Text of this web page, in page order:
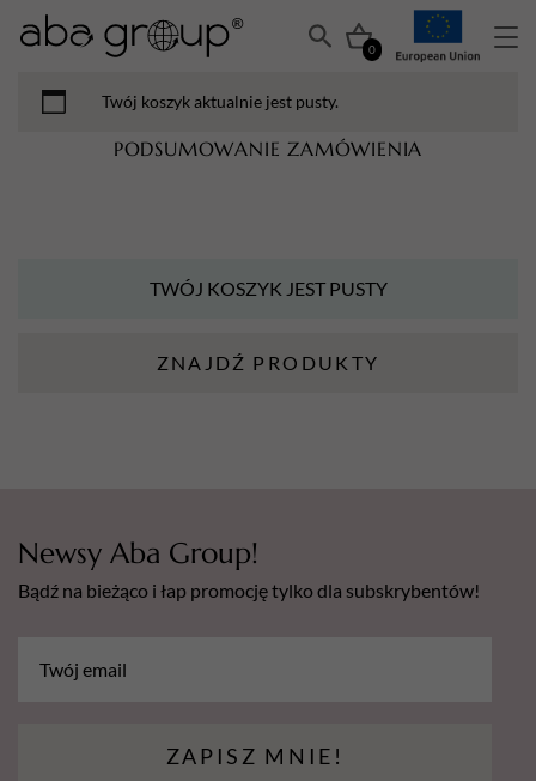
0
Twój koszyk aktualnie jest pusty.
PODSUMOWANIE ZAMÓWIENIA
TWÓJ KOSZYK JEST PUSTY
ZNAJDŹ PRODUKTY
Newsy Aba Group!
Bądź na bieżąco i łap promocję tylko dla subskrybentów!
ZAPISZ MNIE!